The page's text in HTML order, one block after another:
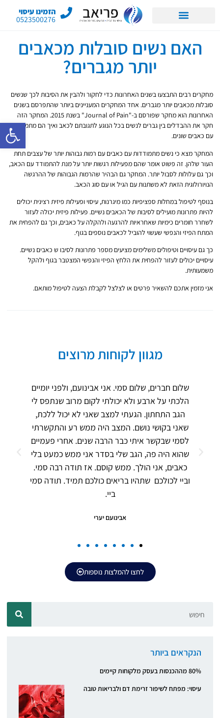
פתח
הזמינו עיסוי
0523500276
האם נשים סובלות מכאבים
יותר מגברים?
מחקרים רבים התבצעו בשנים האחרונות כדי לחקור ולהבין את הסיבות לכך שנשים
סובלות מכאבים יותר מגברים. אחד המחקרים המעניינים ביותר שהתפרסם בשנים
האחרונות הוא מחקר שפורסם ב-"Journal of Pain" בשנת 2015. המחקר הזה
חקר את ההבדלים בין גברים לנשים בכל הנוגע לתגובתם לכאב ואיך הם מתמודדים
עם כאבים שונים.
המחקר מצא כי נשים מתמודדות עם כאבים עם רמות גבוהות יותר של עצבים תחת
העור שלהן. זה פשוט אומר שהם מפעילות רגשות יותר על מנת להתמודד עם הכאב,
וכך גם עלולות לסבול יותר. המחקר גם הבהיר שהרמות הגבוהות של ההרגשה
הנויורולוגית הזאת לא משתנות עם הגיל או עם סוג הכאב.
בנוסף לטיפול במחלות ספציפיות כמו מיגרנות, עיסוי ופעילות פיזית רצינית יכולים
להיות פתרונות מועילים לסיבות של הכאבים נשיים. פעילות פיזית יכולה לעזור
לשחרר חומרים כימיות שאחראיות להרגעה ולהקלה על כאבים, וכך גם להפחית את
המתח הפיזי והנפשי שעשוי להוביל לכאבים נוספים בגוף.
כך גם עיסויים וטיפולים משלימים מציעים מספר פתרונות לסיבו ש כאבים נשיים.
עיסויים יכולים לעזור להפחית את הלחץ הפיזי והנפשי המצטבר בגוף ולהקל
משמעותית.
אני מזמין אתכם להשאיר פרטים או לצלצל לקבלת הצעה לטיפול מותאם.
מגוון לקוחות מרוצים
שלום חברים, שלום סמי. אני אבינועם, ולפני יומיים
הלכתי על ארבע ולא יכולתי לקום מרוב שנתפס לי
הגב התחתון. הגעתי למצב שאני לא יכול ללכת,
שאני בקושי נושם. המצב היה ממש רע והתקשרתי
לסמי שבקשר איתי כבר הרבה שנים. אחרי פעמיים
שהוא היה פה, הגב שלי בסדר אני ממש כמעט בלי
כאבים, אני הולך. ממש קוסם. אז תודה רבה סמי.
וביי לכולכם שתהיו בריאים כולכם תמיד. תודה סמי
ביי.
אבינועם יערי
לחצו להמלצות נוספות
הנקראים ביותר
80% מההכנסות בעסק מלקוחות קיימים
עיסוי: מפתח לשיפור זרימת דם ולבריאות טובה